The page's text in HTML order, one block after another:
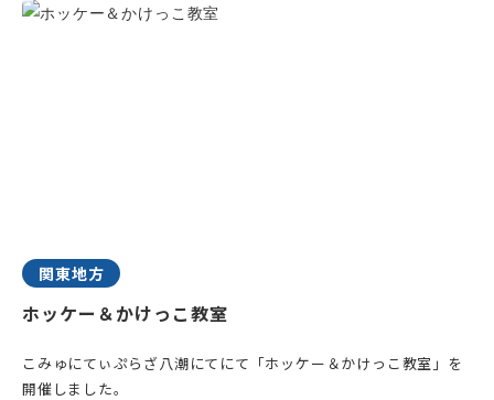
関東地方
ホッケー＆かけっこ教室
こみゅにてぃぷらざ八潮にてにて「ホッケー＆かけっこ教室」を
開催しました。